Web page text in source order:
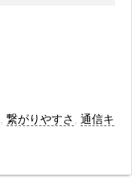
繋がりやすさ
通信キ